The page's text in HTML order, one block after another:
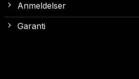
Anmeldelser
Garanti